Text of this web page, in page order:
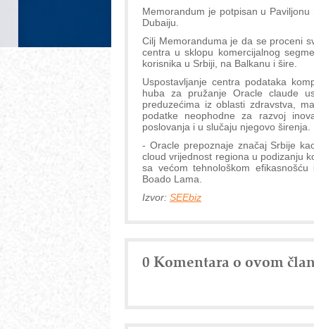
Memorandum je potpisan u
Dubaiju.
Cilj Memoranduma je da se proceni
centra u sklopu komercijalnog
korisnika u Srbiji, na Balkanu i šire.
Uspostavljanje centra podataka
huba za pružanje Oracle claude
preduzećima iz oblasti zdravstva,
podatke neophodne za razvoj
poslovanja i u slučaju njegovo širenja.
- Oracle prepoznaje značaj Srbije
cloud vrijednost regiona u podizanju
sa većom tehnološkom
Boado Lama.
Izvor: SEEbiz
0 Komentara o ovom